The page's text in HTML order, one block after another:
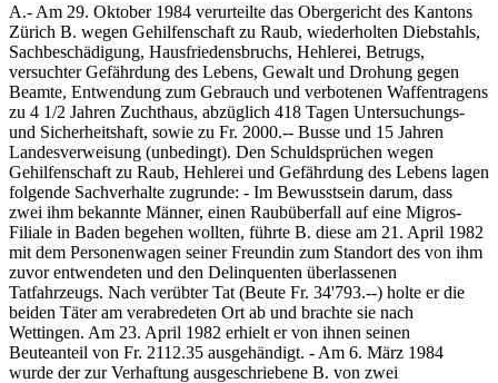
A.- Am 29. Oktober 1984 verurteilte das Obergericht des Kantons
Zürich B. wegen Gehilfenschaft zu Raub, wiederholten Diebstahls,
Sachbeschädigung, Hausfriedensbruchs, Hehlerei, Betrugs,
versuchter Gefährdung des Lebens, Gewalt und Drohung gegen
Beamte, Entwendung zum Gebrauch und verbotenen Waffentragens
zu 4 1/2 Jahren Zuchthaus, abzüglich 418 Tagen Untersuchungs-
und Sicherheitshaft, sowie zu Fr. 2000.-- Busse und 15 Jahren
Landesverweisung (unbedingt). Den Schuldsprüchen wegen
Gehilfenschaft zu Raub, Hehlerei und Gefährdung des Lebens lagen
folgende Sachverhalte zugrunde: - Im Bewusstsein darum, dass
zwei ihm bekannte Männer, einen Raubüberfall auf eine Migros-
Filiale in Baden begehen wollten, führte B. diese am 21. April 1982
mit dem Personenwagen seiner Freundin zum Standort des von ihm
zuvor entwendeten und den Delinquenten überlassenen
Tatfahrzeugs. Nach verübter Tat (Beute Fr. 34'793.--) holte er die
beiden Täter am verabredeten Ort ab und brachte sie nach
Wettingen. Am 23. April 1982 erhielt er von ihnen seinen
Beuteanteil von Fr. 2112.35 ausgehändigt. - Am 6. März 1984
wurde der zur Verhaftung ausgeschriebene B. von zwei